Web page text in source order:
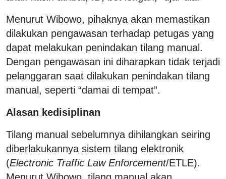
Menurut Wibowo, pihaknya akan memastikan
dilakukan pengawasan terhadap petugas yang
dapat melakukan penindakan tilang manual.
Dengan pengawasan ini diharapkan tidak terjadi
pelanggaran saat dilakukan penindakan tilang
manual, seperti “damai di tempat”.
Alasan kedisiplinan
Tilang manual sebelumnya dihilangkan seiring
diberlakukannya sistem tilang elektronik
(Electronic Traffic Law Enforcement/ETLE).